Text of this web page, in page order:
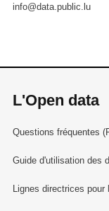
info@data.public.lu
L'Open data
Questions fréquentes
Guide d'utilisation des
Lignes directrices